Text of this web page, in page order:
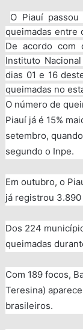
O Piauí
queimadas entre
De acordo com
Instituto
dias 01 e 16
queimadas no
O número de
Piauí já é 15%
setembro,
segundo o Inpe.
Em outubro, o
já registrou
Dos 224
queimadas
Com 189 focos,
Teresina)
brasileiros.